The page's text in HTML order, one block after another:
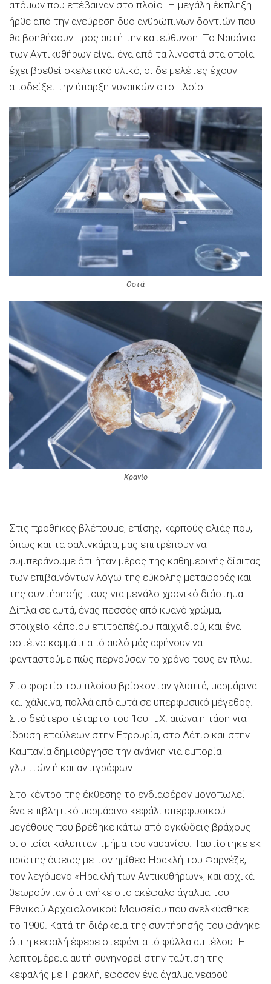
ατόμων που επέβαιναν στο πλοίο. Η μεγάλη έκπληξη
ήρθε από την ανεύρεση δυο ανθρώπινων δοντιών που
θα βοηθήσουν προς αυτή την κατεύθυνση. Το Ναυάγιο
των Αντικυθήρων είναι ένα από τα λιγοστά στα οποία
έχει βρεθεί σκελετικό υλικό, οι δε μελέτες έχουν
αποδείξει την ύπαρξη γυναικών στο πλοίο.
Οστά
Κρανίο
Στις προθήκες βλέπουμε, επίσης, καρπούς ελιάς που,
όπως και τα σαλιγκάρια, μας επιτρέπουν να
συμπεράνουμε ότι ήταν μέρος της καθημερινής δίαιτας
των επιβαινόντων λόγω της εύκολης μεταφοράς και
της συντήρησής τους για μεγάλο χρονικό διάστημα.
Δίπλα σε αυτά, ένας πεσσός από κυανό χρώμα,
στοιχείο κάποιου επιτραπέζιου παιχνιδιού, και ένα
οστέινο κομμάτι από αυλό μάς αφήνουν να
φανταστούμε πώς περνούσαν το χρόνο τους εν πλω.
Στο φορτίο του πλοίου βρίσκονταν γλυπτά, μαρμάρινα
και χάλκινα, πολλά από αυτά σε υπερφυσικό μέγεθος.
Στο δεύτερο τέταρτο του 1ου π.Χ. αιώνα η τάση για
ίδρυση επαύλεων στην Ετρουρία, στο Λάτιο και στην
Καμπανία δημιούργησε την ανάγκη για εμπορία
γλυπτών ή και αντιγράφων.
Στο κέντρο της έκθεσης το ενδιαφέρον μονοπωλεί
ένα επιβλητικό μαρμάρινο κεφάλι υπερφυσικού
μεγέθους που βρέθηκε κάτω από ογκώδεις βράχους
οι οποίοι κάλυπταν τμήμα του ναυαγίου. Ταυτίστηκε εκ
πρώτης όψεως με τον ημίθεο Ηρακλή του Φαρνέζε,
τον λεγόμενο «Ηρακλή των Αντικυθήρων», και αρχικά
θεωρούνταν ότι ανήκε στο ακέφαλο άγαλμα του
Εθνικού Αρχαιολογικού Μουσείου που ανελκύσθηκε
το 1900. Κατά τη διάρκεια της συντήρησής του φάνηκε
ότι η κεφαλή έφερε στεφάνι από φύλλα αμπέλου. Η
λεπτομέρεια αυτή συνηγορεί στην ταύτιση της
κεφαλής με Ηρακλή, εφόσον ένα άγαλμα νεαρού